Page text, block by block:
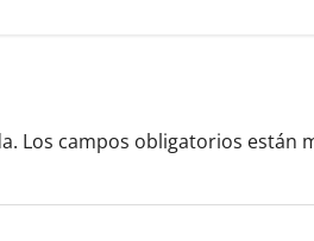
Los campos obligatorios están